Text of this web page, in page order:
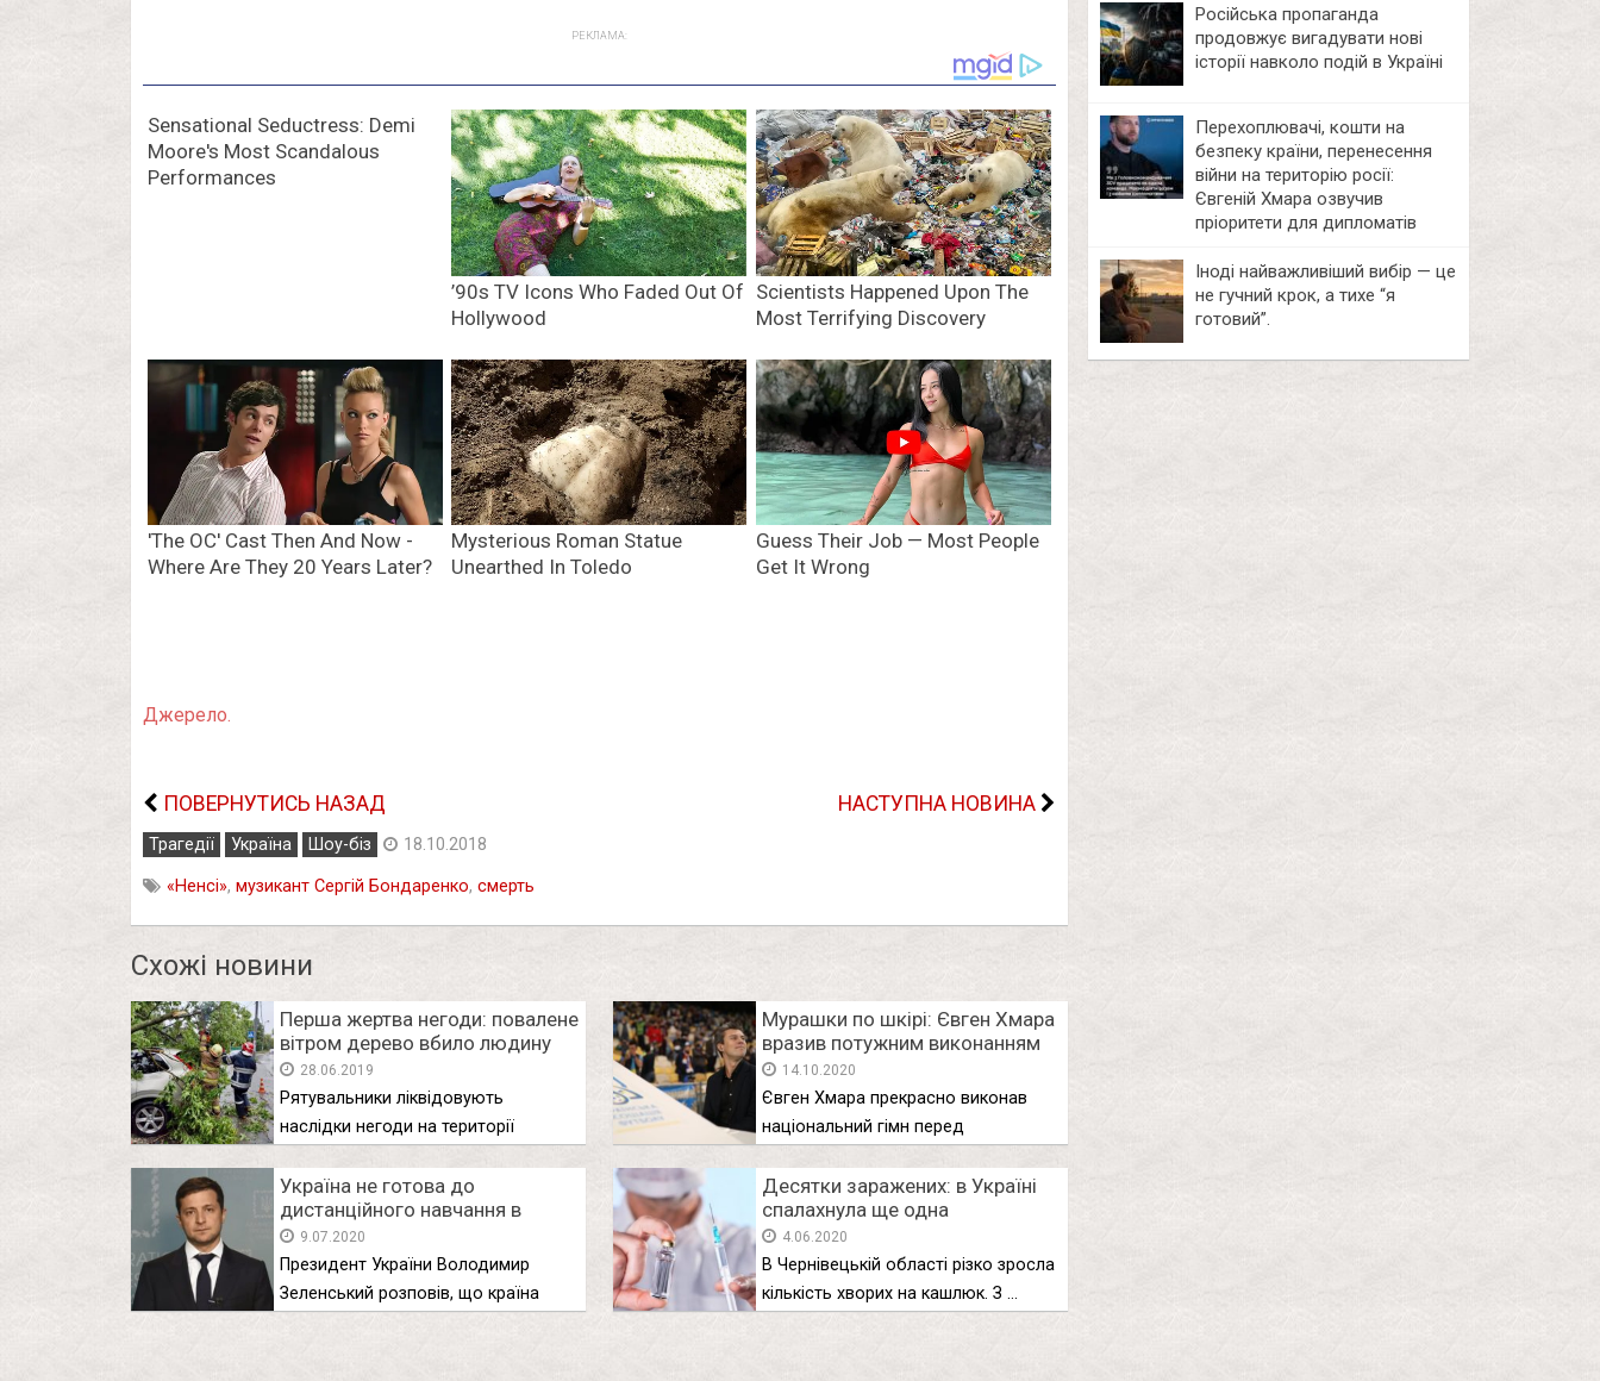
РЕКЛАМА:
Джерело.
ПОВЕРНУТИСЬ НАЗАД НАСТУПНА НОВИНА
Трагедії Україна Шоу-біз 18.10.2018
«Ненсі», музикант Сергій Бондаренко, смерть
Схожі новини
Перша жертва негоди: повалене
вітром дерево вбило людину
28.06.2019
Рятувальники ліквідовують
наслідки негоди на території
Мурашки по шкірі: Євген Хмара
вразив потужним виконанням
гімну України перед футболом
14.10.2020
Євген Хмара прекрасно виконав
національний гімн перед
Україна не готова до
дистанційного навчання в
школах — Зеленський
9.07.2020
Президент України Володимир
Зеленський розповів, що країна
Десятки заражених: в Україні
спалахнула ще одна
небезпечна хвороба
4.06.2020
В Чернівецькій області різко зросла
кількість хворих на кашлюк. З …
Російська пропаганда
продовжує вигадувати нові
історії навколо подій в Україні
Перехоплювачі, кошти на
безпеку країни, перенесення
війни на територію росії:
Євгеній Хмара озвучив
пріоритети для дипломатів
Іноді найважливіший вибір — це
не гучний крок, а тихе “я
готовий”.